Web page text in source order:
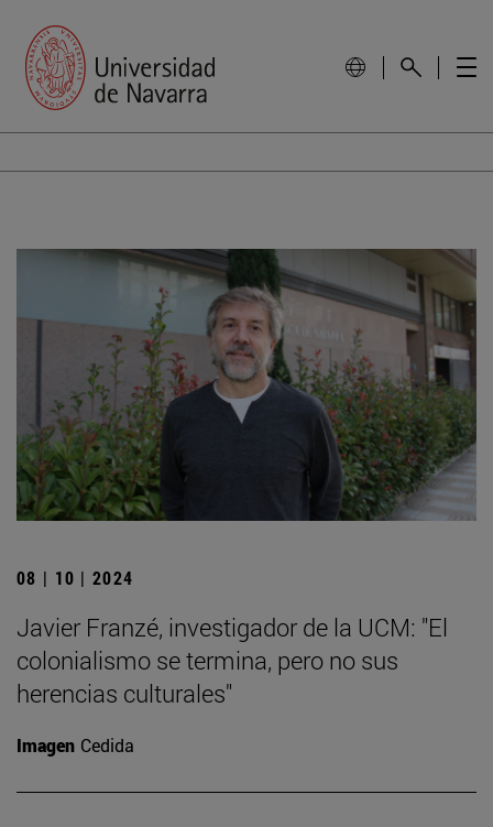
08 | 10 | 2024
Javier Franzé, investigador de la UCM: "El
colonialismo se termina, pero no sus
herencias culturales"
Imagen Cedida